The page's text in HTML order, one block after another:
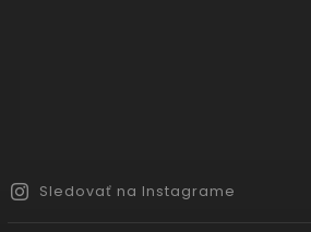
Sledovať na Instagrame